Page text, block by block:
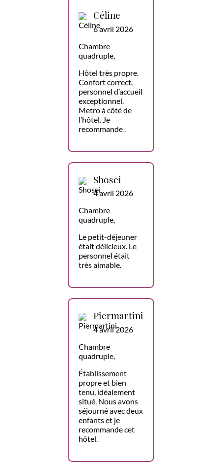
Céline
6 avril 2026
Chambre
quadruple,
Hôtel très propre.
Confort correct,
personnel d’accueil
exceptionnel.
Metro à côté de
l’hôtel. Je
recommande .
Shosei
4 avril 2026
Chambre
quadruple,
Le petit-déjeuner
était délicieux. Le
personnel était
très aimable.
Piermartini
4 avril 2026
Chambre
quadruple,
Établissement
propre et bien
tenu, idéalement
situé. Nous avons
séjourné avec deux
enfants et je
recommande cet
hôtel.